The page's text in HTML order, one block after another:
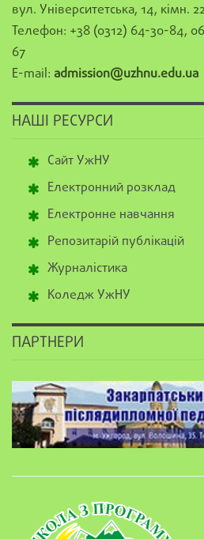
вул. Університетська, 14, кімн.
Телефон: +38 (0312) 64-30-84,
67
E-mail: admission@uzhnu.edu.ua
НАШІ РЕСУРСИ
Сайт УжНУ
Електронний розклад
Електронне навчання
Репозитарій публікацій
Журналістика
Коледж УжНУ
ПАРТНЕРИ